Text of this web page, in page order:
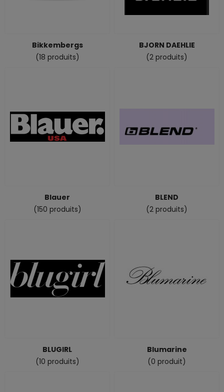
Bikkembergs
(18 produits)
BJORN DAEHLIE
(2 produits)
Blauer
(150 produits)
BLEND
(2 produits)
BLUGIRL
(10 produits)
Blumarine
(0 produit)